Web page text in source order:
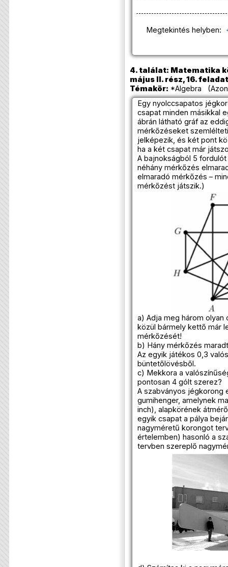
Megtekintés helyben:
4. találat: Matematika
május II. rész, 16. feladat
Témakör: *Algebra
Egy nyolccsapatos
csapat minden másikkal
ábrán látható gráf az
mérkőzéseket
jelképezik, és két pont
ha a két csapat már
A bajnokságból 5
néhány mérkőzés
elmaradó mérkőzés –
mérkőzést játszik.)
a) Adja meg három
közül bármely kettő már
mérkőzését!
b) Hány mérkőzés
Az egyik játékos 0,3
büntetőlövésből.
c) Mekkora a
pontosan 4 gólt szerez?
A szabványos jégkorong
gumihenger, amelynek
inch), alapkörének
egyik csapat a pálya
nagyméretű korongot
értelemben) hasonló a
tervben szereplő